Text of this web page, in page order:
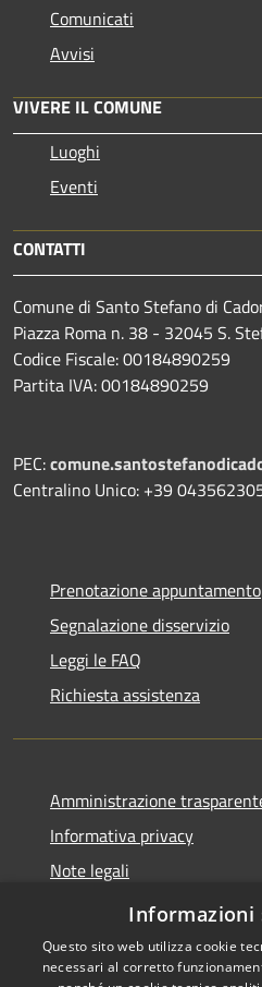
Comunicati
Avvisi
VIVERE IL COMUNE
Luoghi
Eventi
CONTATTI
Comune di Santo Stefano di
Piazza Roma n. 38 - 32045 S.
Codice Fiscale: 00184890259
Partita IVA: 00184890259
PEC:
Centralino Unico: +39
Prenotazione appuntamento
Segnalazione disservizio
Leggi le FAQ
Richiesta assistenza
Amministrazione
Informativa privacy
Note legali
Dichiarazione di accessibilità
Informazioni
Questo sito web utilizza cookie
necessari al corretto